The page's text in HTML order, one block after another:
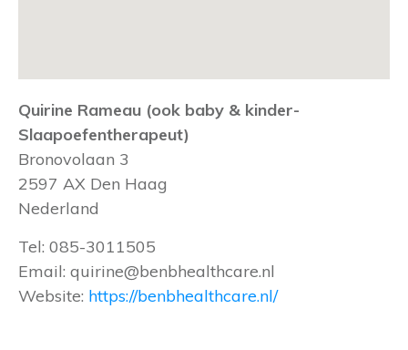
Quirine Rameau (ook baby & kinder-
Slaapoefentherapeut)
Bronovolaan 3
2597 AX Den Haag
Nederland
Tel: 085-3011505
Email: quirine@benbhealthcare.nl
Website: https://benbhealthcare.nl/